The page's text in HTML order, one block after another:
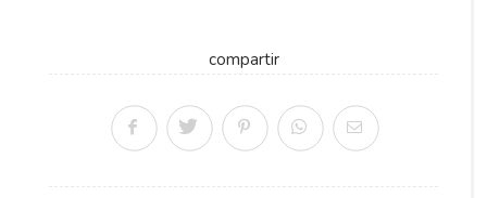
compartir